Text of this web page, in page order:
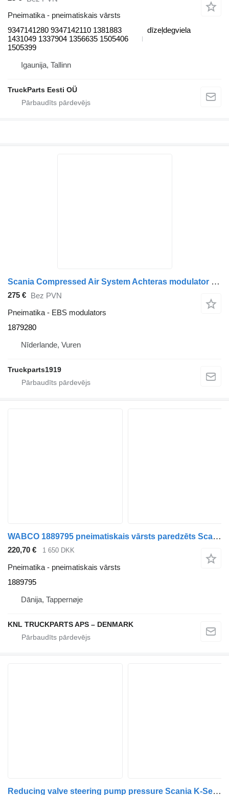
Pneimatika - pneimatiskais vārsts
9347141280 9347142110 1381883
1431049 1337904 1356635 1505406
1505399
dīzeļdegviela
Igaunija, Tallinn
TruckParts Eesti OÜ
Scania Compressed Air System Achteras modulator 1879280 EBS modulators paredzēts vilcēja
275 € Bez PVN
Pneimatika - EBS modulators
1879280
Nīderlande, Vuren
Truckparts1919
WABCO 1889795 pneimatiskais vārsts paredzēts Scania kravas automašīnas
220,70 € 1 650 DKK
Pneimatika - pneimatiskais vārsts
1889795
Dānija, Tappernøje
KNL TRUCKPARTS APS – DENMARK
Reducing valve steering pump pressure Scania K-Series (01.06-) 7780900248 paredzēts Scania K,N,F-series bus (2006-) autobusa